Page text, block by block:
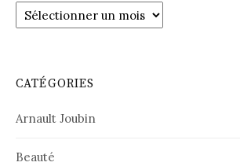
Archives
CATÉGORIES
Arnault Joubin
Beauté